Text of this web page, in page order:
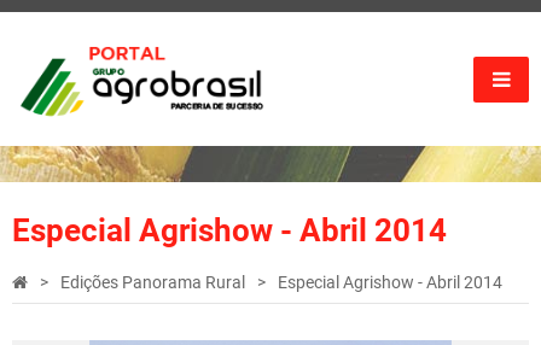
Especial Agrishow - Abril 2014
Edições Panorama Rural Especial Agrishow - Abril 2014